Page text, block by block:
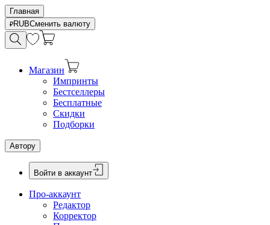
Главная
RUBСменить валюту
Магазин
Импринты
Бестселлеры
Бесплатные
Скидки
Подборки
Автору
Войти в аккаунт
Про-аккаунт
Редактор
Корректор